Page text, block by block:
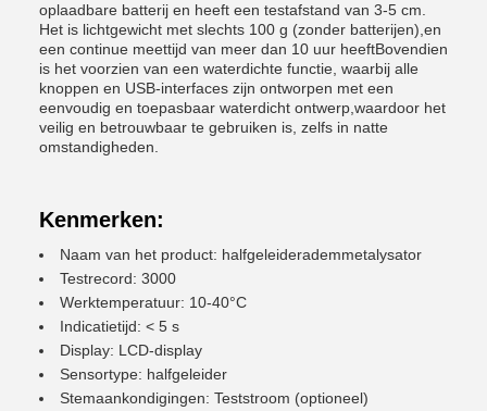
oplaadbare batterij en heeft een testafstand van 3-5 cm.
Het is lichtgewicht met slechts 100 g (zonder batterijen),en
een continue meettijd van meer dan 10 uur heeftBovendien
is het voorzien van een waterdichte functie, waarbij alle
knoppen en USB-interfaces zijn ontworpen met een
eenvoudig en toepasbaar waterdicht ontwerp,waardoor het
veilig en betrouwbaar te gebruiken is, zelfs in natte
omstandigheden.
Kenmerken:
Naam van het product: halfgeleiderademmetalysator
Testrecord: 3000
Werktemperatuur: 10-40°C
Indicatietijd: < 5 s
Display: LCD-display
Sensortype: halfgeleider
Stemaankondigingen: Teststroom (optioneel)